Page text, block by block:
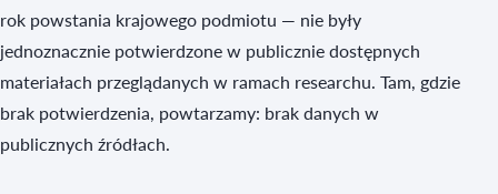
rok powstania krajowego podmiotu — nie były
jednoznacznie potwierdzone w publicznie dostępnych
materiałach przeglądanych w ramach researchu. Tam, gdzie
brak potwierdzenia, powtarzamy: brak danych w
publicznych źródłach.